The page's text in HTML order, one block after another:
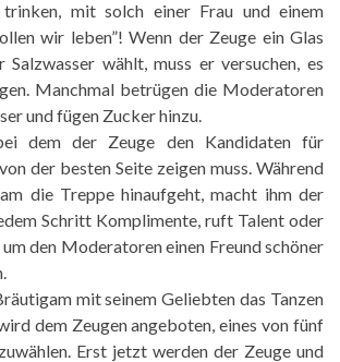
mit solch einer Frau und einem
wir leben”! Wenn der Zeuge ein Glas
wählt, muss er versuchen, es
Manchmal betrügen die Moderatoren
und fügen Zucker hinzu.
dem der Zeuge den Kandidaten für
der besten Seite zeigen muss. Während
die Treppe hinaufgeht, macht ihm der
Schritt Komplimente, ruft Talent oder
um den Moderatoren einen Freund schöner
mit seinem Geliebten das Tanzen
dem Zeugen angeboten, eines von fünf
Erst jetzt werden der Zeuge und